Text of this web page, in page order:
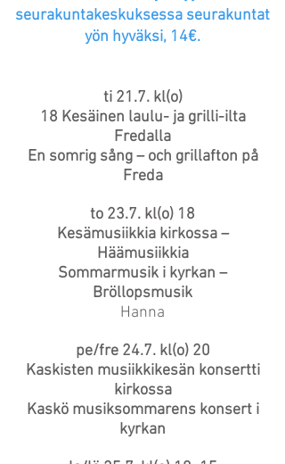
seurakuntakeskuksessa seurakuntat
yön hyväksi, 14€.
ti 21.7. kl(o)
18 Kesäinen laulu- ja grilli-ilta
Fredalla
En somrig sång – och grillafton på
Freda
to 23.7. kl(o) 18
Kesämusiikkia kirkossa –
Häämusiikkia
Sommarmusik i kyrkan –
Bröllopsmusik
Hanna
pe/fre 24.7. kl(o) 20
Kaskisten musiikkikesän konsertti
kirkossa
Kaskö musiksommarens konsert i
kyrkan